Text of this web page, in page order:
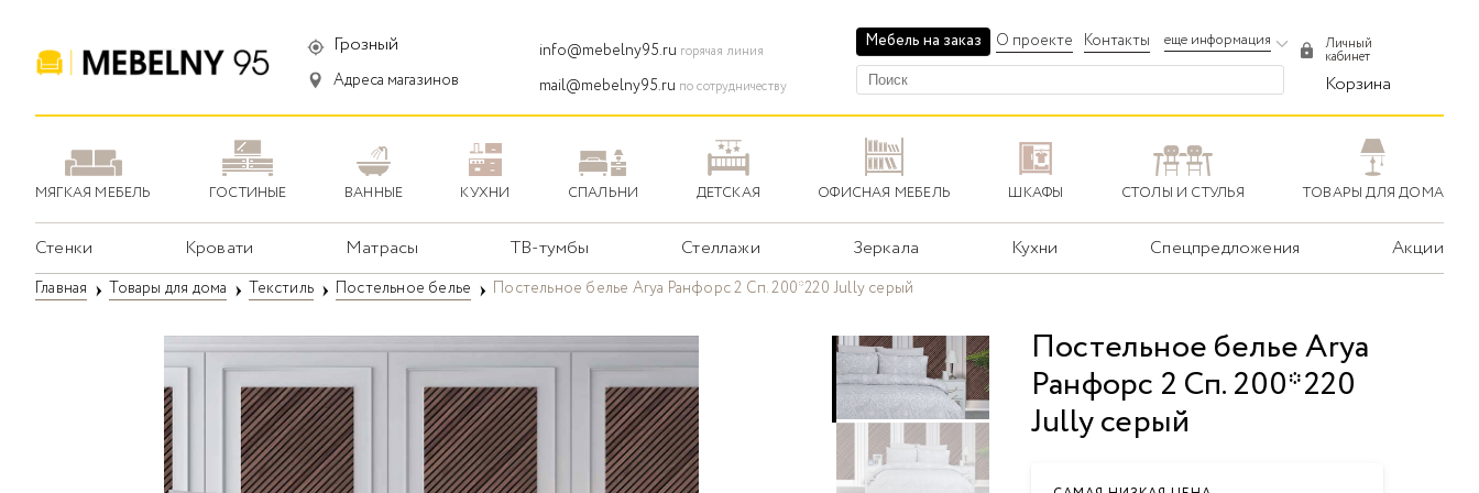
Грозный
Адреса магазинов
info@mebelny95.ru горячая линия
mail@mebelny95.ru по сотрудничеству
Мебель на заказ О проекте Контакты еще информация Личный
кабинет
Корзина
МЯГКАЯ МЕБЕЛЬ ГОСТИНЫЕ ВАННЫЕ КУХНИ СПАЛЬНИ ДЕТСКАЯ ОФИСНАЯ МЕБЕЛЬ ШКАФЫ СТОЛЫ И СТУЛЬЯ ТОВАРЫ ДЛЯ ДОМА
Стенки Кровати Матрасы ТВ-тумбы Стеллажи Зеркала Кухни Спецпредложения Акции
Главная Товары для дома Текстиль Постельное белье Постельное белье Arya Ранфорс 2 Сп. 200*220 Jully серый
Постельное белье Arya
Ранфорс 2 Сп. 200*220
Jully серый